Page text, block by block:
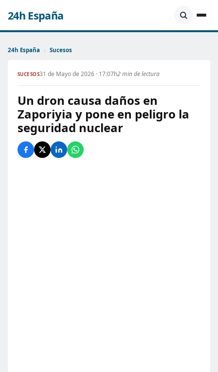
24h España
24h España › Sucesos
SUCESOS31 de Mayo de 2026 · 17:07h2 min de lectura
Un dron causa daños en
Zaporiyia y pone en peligro la
seguridad nuclear